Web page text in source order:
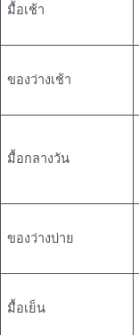
มื้อเช้า
ของว่างเช้า
มื้อกลางวัน
ของว่างบ่าย
มื้อเย็น